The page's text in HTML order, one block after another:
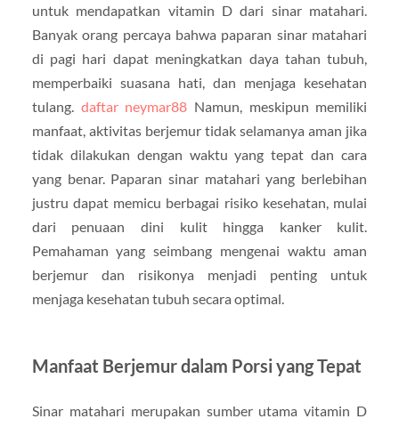
untuk mendapatkan vitamin D dari sinar matahari.
Banyak orang percaya bahwa paparan sinar matahari
di pagi hari dapat meningkatkan daya tahan tubuh,
memperbaiki suasana hati, dan menjaga kesehatan
tulang. daftar neymar88 Namun, meskipun memiliki
manfaat, aktivitas berjemur tidak selamanya aman jika
tidak dilakukan dengan waktu yang tepat dan cara
yang benar. Paparan sinar matahari yang berlebihan
justru dapat memicu berbagai risiko kesehatan, mulai
dari penuaan dini kulit hingga kanker kulit.
Pemahaman yang seimbang mengenai waktu aman
berjemur dan risikonya menjadi penting untuk
menjaga kesehatan tubuh secara optimal.
Manfaat Berjemur dalam Porsi yang Tepat
Sinar matahari merupakan sumber utama vitamin D